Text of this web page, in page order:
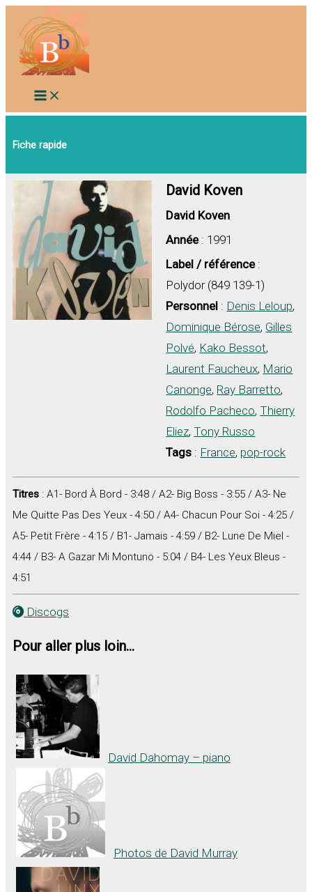
contenu
Fiche rapide
David Koven
David Koven
Année: 1991
Label / référence:
Polydor (849 139-1)
Personnel : Denis Leloup,
Dominique Bérose, Gilles
Polvé, Kako Bessot,
Laurent Faucheux, Mario
Canonge, Ray Barretto,
Rodolfo Pacheco,Thierry
Eliez,Tony Russo
Tags : France, pop-rock
Titres : A1- Bord À Bord - 3:48 / A2- Big Boss - 3:55 / A3- Ne
Me Quitte Pas Des Yeux - 4:50 / A4- Chacun Pour Soi - 4:25 /
A5- Petit Frère - 4:15 / B1- Jamais - 4:59 / B2- Lune De Miel -
4:44 / B3- A Gazar Mi Montuno - 5:04 / B4- Les Yeux Bleus -
4:51
Discogs
Pour aller plus loin...
David Dahomay – piano
Photos de David Murray